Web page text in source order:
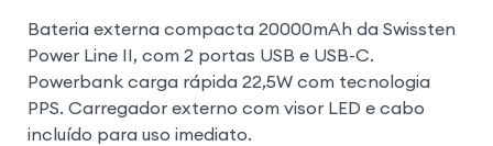
Bateria externa compacta 20000mAh da Swissten
Power Line II, com 2 portas USB e USB-C.
Powerbank carga rápida 22,5W com tecnologia
PPS. Carregador externo com visor LED e cabo
incluído para uso imediato.